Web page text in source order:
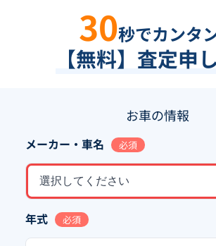
30秒でカンタ
【無料】査定申
お車の情報
メーカー・車名 必須
選択してください
年式 必須